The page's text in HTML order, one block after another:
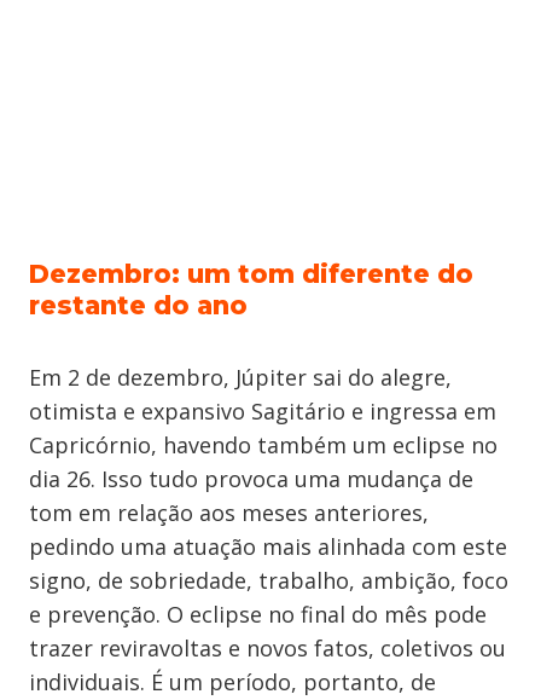
Dezembro: um tom diferente do
restante do ano
Em 2 de dezembro, Júpiter sai do alegre,
otimista e expansivo Sagitário e ingressa em
Capricórnio, havendo também um eclipse no
dia 26. Isso tudo provoca uma mudança de
tom em relação aos meses anteriores,
pedindo uma atuação mais alinhada com este
signo, de sobriedade, trabalho, ambição, foco
e prevenção. O eclipse no final do mês pode
trazer reviravoltas e novos fatos, coletivos ou
individuais. É um período, portanto, de